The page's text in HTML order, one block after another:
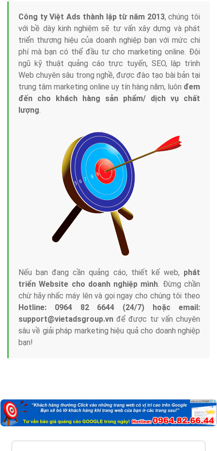
Tại sao chọn công ty Việt Ads làm đối tác
Marketing Online?
Công ty Việt Ads thành lập từ năm 2013
với bề dày kinh nghiệm sẽ tư vấn xây dựng và phát
triển thương hiệu của doanh nghiệp bạn với mức chi
phí mà bạn có thể đầu tư cho marketing online. Đội
ngũ kỹ thuật quảng cáo trực tuyến, SEO, lập trình
Web chuyên sâu trong nghề, được đào tạo bài bản tại
trung tâm marketing online uy tín hàng năm, luôn đem
đến cho khách hàng sản phẩm/ dịch vụ chất
lượng.